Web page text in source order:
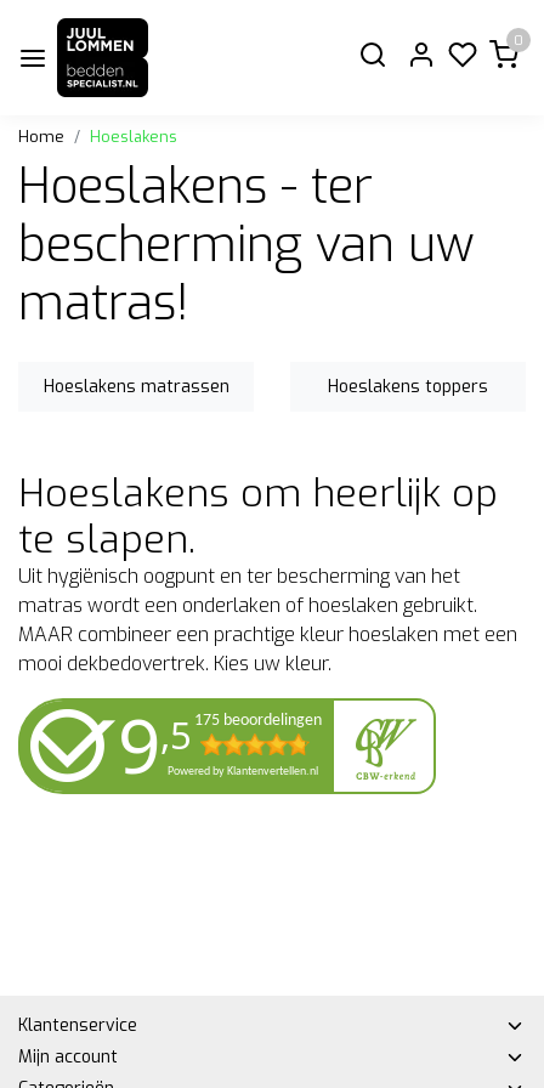
0
Home Hoeslakens
Hoeslakens - ter
bescherming van uw
matras!
Hoeslakens matrassen Hoeslakens toppers
Hoeslakens om heerlijk op
te slapen.
Uit hygiënisch oogpunt en ter bescherming van het
matras wordt een onderlaken of hoeslaken gebruikt.
MAAR combineer een prachtige kleur hoeslaken met een
mooi dekbedovertrek. Kies uw kleur.
Klantenservice
Mijn account